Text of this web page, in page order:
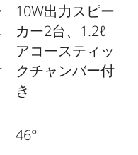
10W出力スピー
カー2台、 1.2ℓ
アコースティッ
クチャンバー付
き
46°